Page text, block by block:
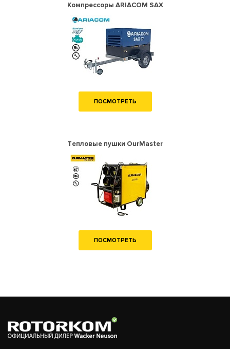
Компрессоры ARIACOM SAX
ПОСМОТРЕТЬ
Тепловые пушки OurMaster
ПОСМОТРЕТЬ